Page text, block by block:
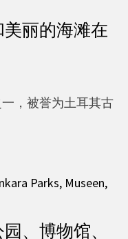
丽的海滩在
，被誉为土耳其古
、博物馆、